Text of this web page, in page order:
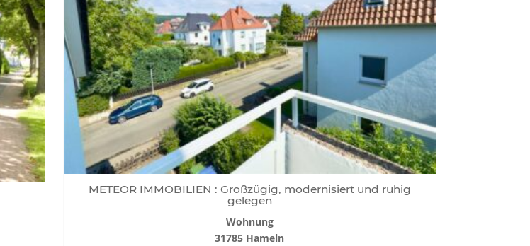
METEOR IMMOBILIEN : Großzügig, modernisiert und ruhig
gelegen
Wohnung
31785 Hameln